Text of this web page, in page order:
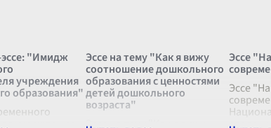
"Имидж
учреждения
образования"
учреждения
Эссе на тему "Как я вижу
соотношение дошкольного
образования с ценностями
детей дошкольного
возраста"
Эссе на тему "Как я вижу
Эссе
Эссе
слово,